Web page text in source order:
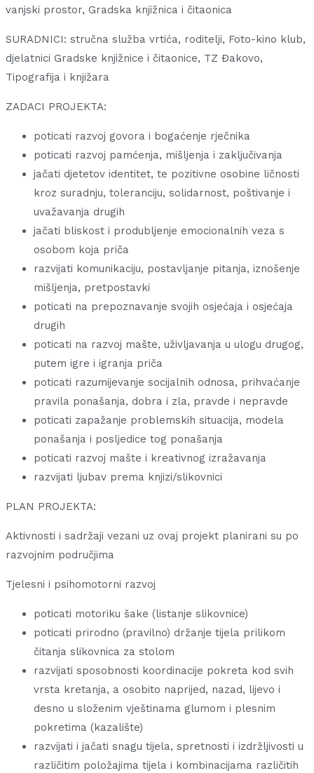
vanjski prostor, Gradska knjižnica i čitaonica
SURADNICI: stručna služba vrtića, roditelji, Foto-kino klub,
djelatnici Gradske knjižnice i čitaonice, TZ Đakovo,
Tipografija i knjižara
ZADACI PROJEKTA:
poticati razvoj govora i bogaćenje rječnika
poticati razvoj pamćenja, mišljenja i zaključivanja
jačati djetetov identitet, te pozitivne osobine ličnosti
kroz suradnju, toleranciju, solidarnost, poštivanje i
uvažavanja drugih
jačati bliskost i produbljenje emocionalnih veza s
osobom koja priča
razvijati komunikaciju, postavljanje pitanja, iznošenje
mišljenja, pretpostavki
poticati na prepoznavanje svojih osjećaja i osjećaja
drugih
poticati na razvoj mašte, uživljavanja u ulogu drugog,
putem igre i igranja priča
poticati razumijevanje socijalnih odnosa, prihvaćanje
pravila ponašanja, dobra i zla, pravde i nepravde
poticati zapažanje problemskih situacija, modela
ponašanja i posljedice tog ponašanja
poticati razvoj mašte i kreativnog izražavanja
razvijati ljubav prema knjizi/slikovnici
PLAN PROJEKTA:
Aktivnosti i sadržaji vezani uz ovaj projekt planirani su po
razvojnim područjima
Tjelesni i psihomotorni razvoj
poticati motoriku šake (listanje slikovnice)
poticati prirodno (pravilno) držanje tijela prilikom
čitanja slikovnica za stolom
razvijati sposobnosti koordinacije pokreta kod svih
vrsta kretanja, a osobito naprijed, nazad, lijevo i
desno u složenim vještinama glumom i plesnim
pokretima (kazalište)
razvijati i jačati snagu tijela, spretnosti i izdržljivosti u
različitim položajima tijela i kombinacijama različitih